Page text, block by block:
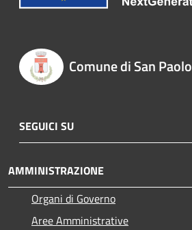
Comune di San Paolo
SEGUICI SU
AMMINISTRAZIONE
Organi di Governo
Aree Amministrative